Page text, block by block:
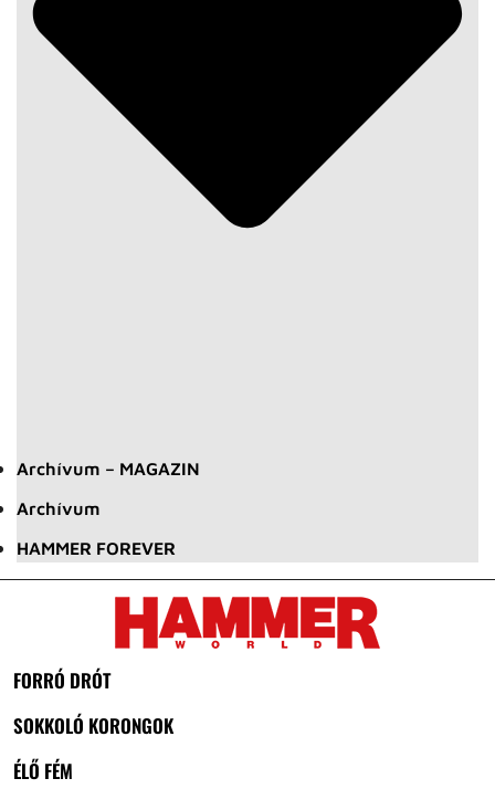
Archívum – MAGAZIN
Archívum
HAMMER FOREVER
FORRÓ DRÓT
SOKKOLÓ KORONGOK
ÉLŐ FÉM